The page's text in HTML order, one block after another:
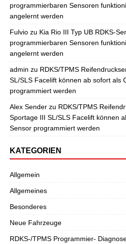
programmierbaren Sensoren
angelernt werden
Fulvio zu Kia Rio III Typ UB RDKS-
programmierbaren Sensoren
angelernt werden
admin zu RDKS/TPMS
SL/SLS Facelift können ab sofort als
programmiert werden
Alex Sender zu RDKS/TPMS
Sportage III SL/SLS Facelift können
Sensor programmiert werden
KATEGORIEN
Allgemein
Allgemeines
Besonderes
Neue Fahrzeuge
RDKS-/TPMS Programmier-